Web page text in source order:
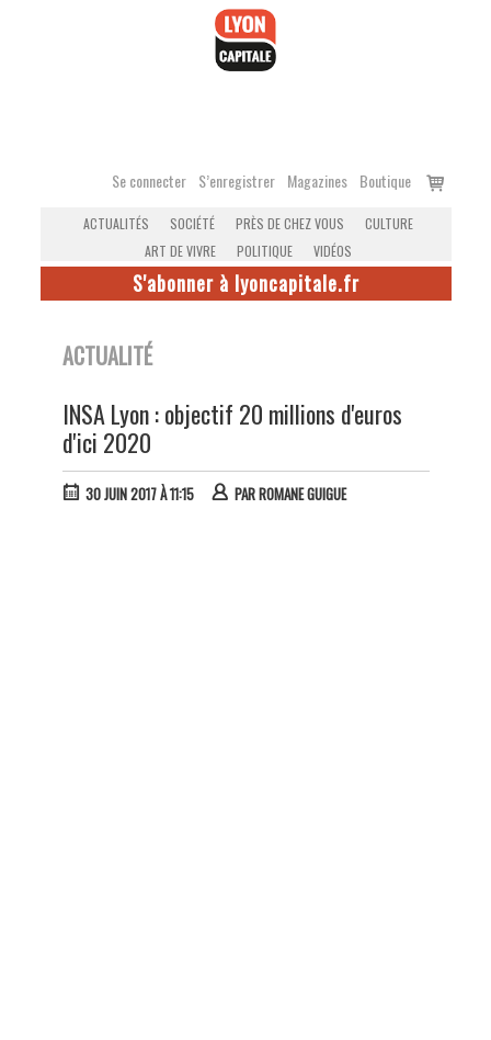
Se connecter S’enregistrer Magazines Boutique
Voir
ACTUALITÉS SOCIÉTÉ PRÈS DE CHEZ VOUS
CULTURE
ART DE VIVRE
POLITIQUE VIDÉOS
S'abonner à lyoncapitale.fr
ACTUALITÉ
INSA Lyon : objectif 20 millions d'euros
d'ici 2020
30 JUIN 2017 À 11:15 PARROMANE GUIGUE